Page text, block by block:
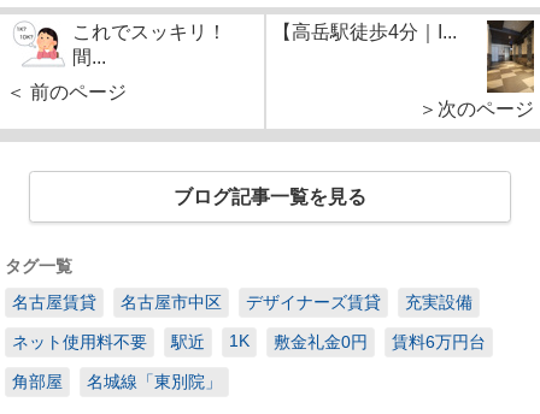
これでスッキリ！
間...
＜ 前のページ
【高岳駅徒歩4分｜I...
＞次のページ
ブログ記事一覧を見る
タグ一覧
名古屋賃貸
名古屋市中区 デザイナーズ賃貸 充実設備
ネット使用料不要 駅近 1K 敷金礼金0円 賃料6万円台
角部屋 名城線「東別院」